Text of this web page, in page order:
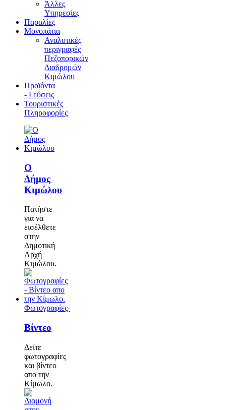
Άλλες
Υπηρεσίες
Παραλίες
Μονοπάτια
Αναλυτικές
περιγραφές
Πεζοπορικών
Διαδρομών
Κιμώλου
Προϊόντα
- Γεύσεις
Τουριστικές
Πληροφορίες
Ο
Δήμος
Κιμώλου
Πατήστε
για να
εισέλθετε
στην
Δημοτική
Αρχή
Κιμώλου.
Φωτογραφίες-
Βίντεο
Δείτε
φωτογραφίες
και βίντεο
απο την
Κίμωλο.